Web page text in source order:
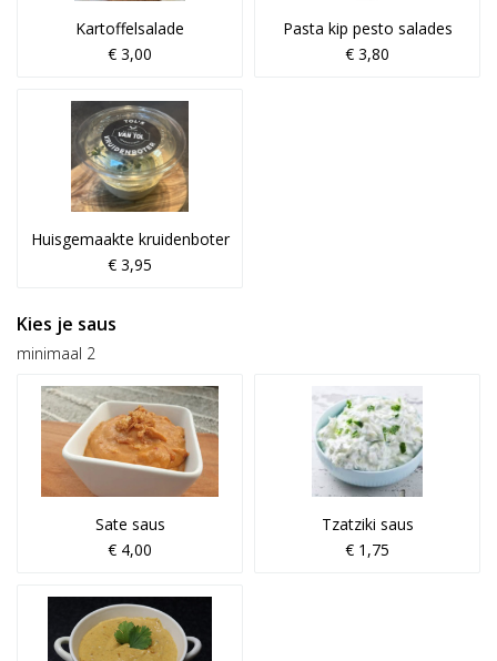
Kartoffelsalade
€ 3,00
Pasta kip pesto salades
€ 3,80
Huisgemaakte kruidenboter
€ 3,95
Kies je saus
minimaal 2
Sate saus
€ 4,00
Tzatziki saus
€ 1,75